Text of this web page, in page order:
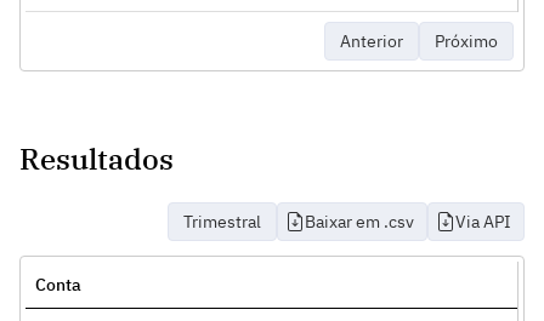
Anterior Próximo
Resultados
Trimestral Baixar em .csv Via API
Conta